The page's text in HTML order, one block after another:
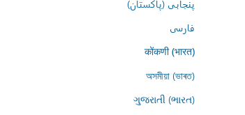
پنجابی (پاکستان)
فارسى
कोंकणी (भारत)
অসমীয়া (ভাৰত)
ગુજરાતી (ભારત)